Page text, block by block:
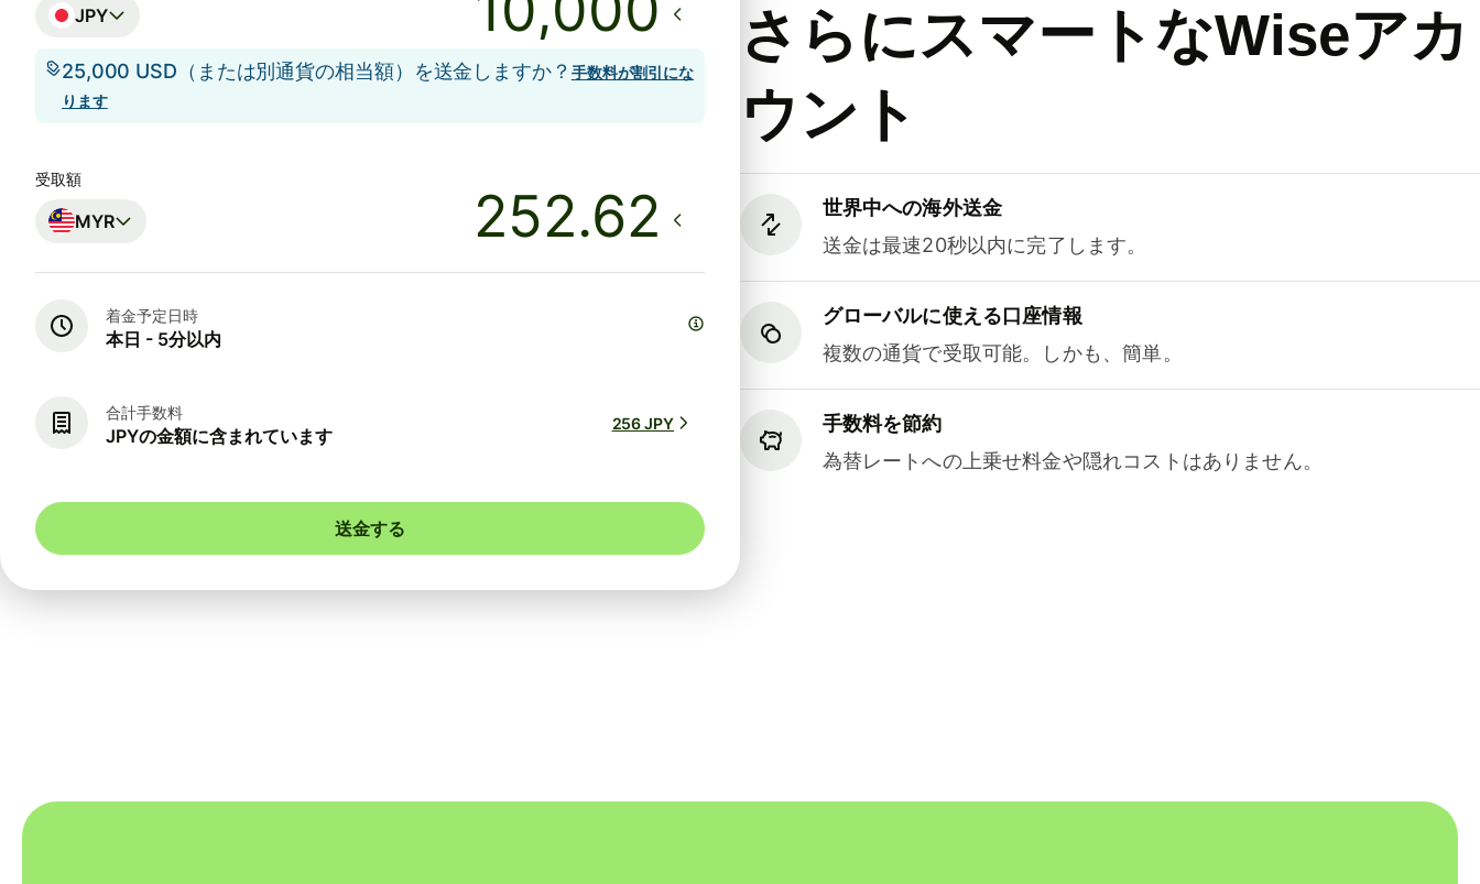
さらにスマートなWiseアカ
ウント
世界中への海外送金
送金は最速20秒以内に完了します。
グローバルに使える口座情報
複数の通貨で受取可能。しかも、簡単。
手数料を節約
為替レートへの上乗せ料金や隠れコストはありません。
JPY
25,000 USD（または別通貨の相当額）を送金しますか？ 手数料が割引にな
ります
受取額
MYR
着金予定日時
本日 - 5分以内
合計手数料
JPYの金額に含まれています
256 JPY
送金する